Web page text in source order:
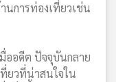
นการท่องเที่ยวเช่น
ออดีต ปัจจุบันกลาย
ยวที่น่าสนใจใน